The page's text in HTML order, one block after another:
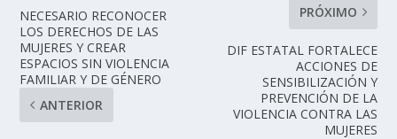
NECESARIO RECONOCER
LOS DERECHOS DE LAS
MUJERES Y CREAR
ESPACIOS SIN VIOLENCIA
FAMILIAR Y DE GÉNERO
ANTERIOR
PRÓXIMO
DIF ESTATAL FORTALECE
ACCIONES DE
SENSIBILIZACIÓN Y
PREVENCIÓN DE LA
VIOLENCIA CONTRA LAS
MUJERES